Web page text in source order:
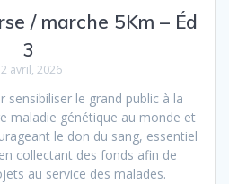
/ marche 5Km – Éd
3
avril, 2026
sensibiliser le grand public à la
maladie génétique au monde et
le don du sang, essentiel
collectant des fonds afin de
au service des malades.